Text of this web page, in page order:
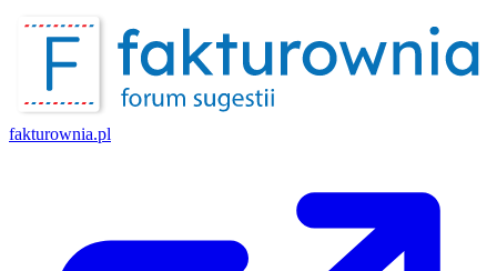
fakturownia.pl